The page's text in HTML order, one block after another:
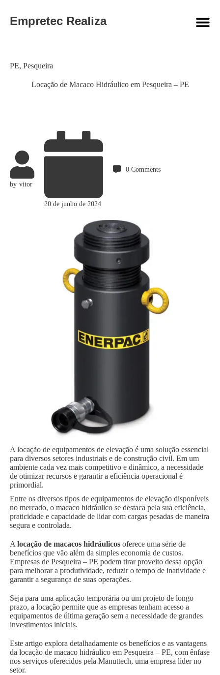
Empretec Realiza
Locação de Macaco Hidráulico em Pesqueira – PE
Category
PE, Pesqueira
by vitor
20 de junho de 2024
0 Comments
A locação de equipamentos de elevação é uma solução essencial
para diversos setores industriais e de construção civil. Em um
ambiente cada vez mais competitivo e dinâmico, a necessidade
de otimizar recursos e garantir a eficiência operacional é
primordial.
Entre os diversos tipos de equipamentos de elevação disponíveis
no mercado, o macaco hidráulico se destaca pela sua eficiência,
praticidade e capacidade de lidar com cargas pesadas de maneira
segura e controlada.
A locação de macacos hidráulicos oferece uma série de
benefícios que vão além da simples economia de custos.
Empresas de Pesqueira – PE podem tirar proveito dessa opção
para melhorar a produtividade, reduzir o tempo de inatividade e
garantir a segurança de suas operações.
Seja para uma aplicação temporária ou um projeto de longo
prazo, a locação permite que as empresas tenham acesso a
equipamentos de última geração sem a necessidade de grandes
investimentos iniciais.
Este artigo explora detalhadamente os benefícios e as vantagens
da locação de macaco hidráulico em Pesqueira – PE, com ênfase
nos serviços oferecidos pela Manuttech, uma empresa líder no
setor.